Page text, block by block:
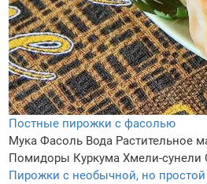
Постные пирожки с фасолью
Мука Фасоль Вода Растительное
Помидоры Куркума Хмели-сунели
Пирожки с необычной, но